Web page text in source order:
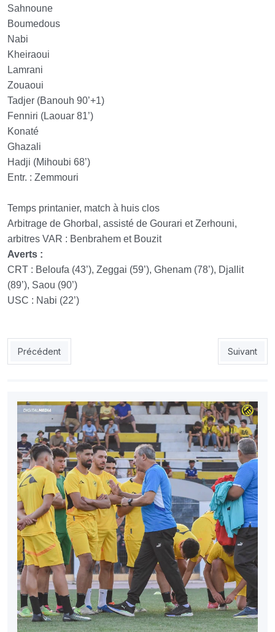
Sahnoune
Boumedous
Nabi
Kheiraoui
Lamrani
Zouaoui
Tadjer (Banouh 90’+1)
Fenniri (Laouar 81’)
Konaté
Ghazali
Hadji (Mihoubi 68’)
Entr. : Zemmouri
Temps printanier, match à huis clos
Arbitrage de Ghorbal, assisté de Gourari et Zerhouni,
arbitres VAR : Benbrahem et Bouzit
Averts :
CRT : Beloufa (43’), Zeggai (59’), Ghenam (78’), Djallit
(89’), Saou (90’)
USC : Nabi (22’)
Article précédent : Hanied : « J’ai échoué, je pars »
Précédent Article
Suivant